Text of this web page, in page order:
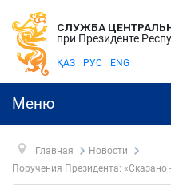
СЛУЖБА
при Президенте
ҚАЗ РУС ENG
Меню
Главная
Новости
Поручения Президента: «Сказано